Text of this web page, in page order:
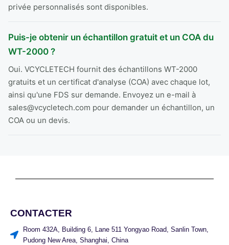
privée personnalisés sont disponibles.
Puis-je obtenir un échantillon gratuit et un COA du
WT-2000 ?
Oui. VCYCLETECH fournit des échantillons WT-2000
gratuits et un certificat d'analyse (COA) avec chaque lot,
ainsi qu'une FDS sur demande. Envoyez un e-mail à
sales@vcycletech.com pour demander un échantillon, un
COA ou un devis.
CONTACTER
Room 432A, Building 6, Lane 511 Yongyao Road, Sanlin Town,
Pudong New Area, Shanghai, China